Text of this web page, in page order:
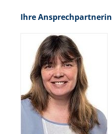
Ihre Ansprechpartnerin